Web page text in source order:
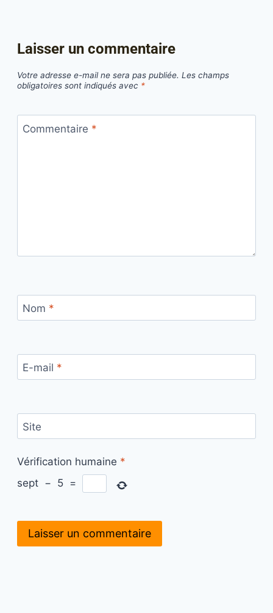
Laisser un commentaire
Votre adresse e-mail ne sera pas publiée. Les champs
obligatoires sont indiqués avec *
Commentaire *
Nom *
E-mail *
Site
Vérification humaine *
sept − 5 =